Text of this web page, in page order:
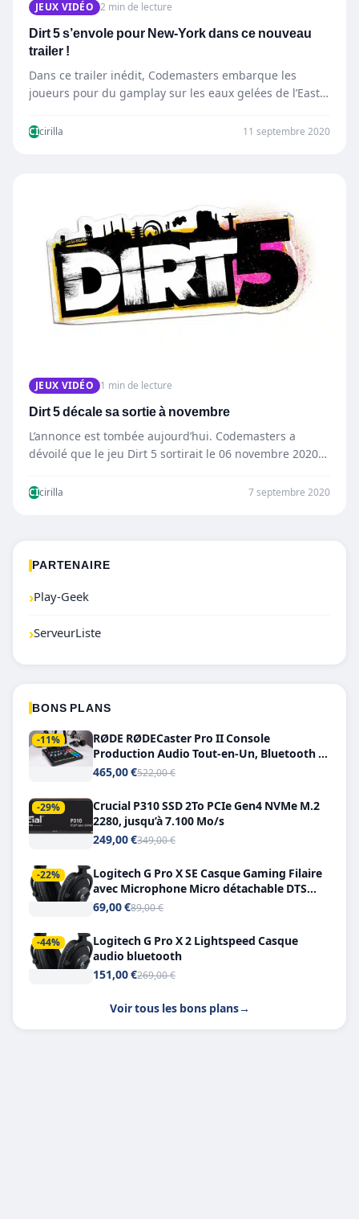
JEUX VIDÉO 2 min de lecture
Dirt 5 s’envole pour New-York dans ce nouveau
trailer !
Dans ce trailer inédit, Codemasters embarque les
joueurs pour du gamplay sur les eaux gelées de l’East
CIcirilla 11 septembre 2020
JEUX VIDÉO 1 min de lecture
Dirt 5 décale sa sortie à novembre
L’annonce est tombée aujourd’hui. Codemasters a
dévoilé que le jeu Dirt 5 sortirait le 06 novembre 2020
CIcirilla 7 septembre 2020
PARTENAIRE
›Play-Geek
›ServeurListe
BONS PLANS
-11%
RØDE RØDECaster Pro II Console
Production Audio Tout-en-Un, Bluetooth et
Double USB-C
465,00 €522,00 €
-29%
Crucial P310 SSD 2To PCIe Gen4 NVMe M.2
2280, jusqu’à 7.100 Mo/s
249,00 €349,00 €
-22%
Logitech G Pro X SE Casque Gaming Filaire
avec Microphone Micro détachable DTS
Headphone X 7.1
69,00 €89,00 €
-44%
Logitech G Pro X 2 Lightspeed Casque
audio bluetooth
151,00 €269,00 €
Voir tous les bons plans→